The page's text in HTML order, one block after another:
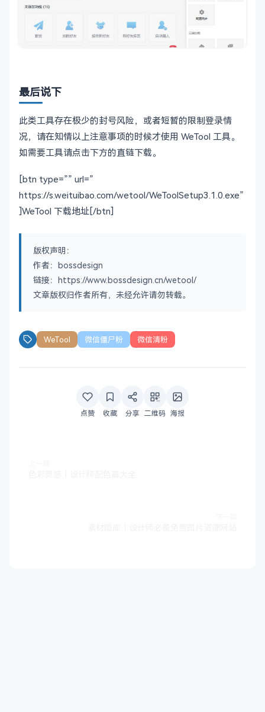
最后说下
此类工具存在极少的封号风险，或者短暂的限制登录情
况，请在知情以上注意事项的时候才使用 WeTool 工具。
如需要工具请点击下方的直链下载。
[btn type=”” url=”
https://s.weituibao.com/wetool/WeToolSetup3.1.0.exe”
]WeTool 下载地址[/btn]
版权声明：
作者：bossdesign
链接：https://www.bossdesign.cn/wetool/
文章版权归作者所有，未经允许请勿转载。
WeTool 微信僵尸粉 微信清粉
点赞 收藏 分享 二维码 海报